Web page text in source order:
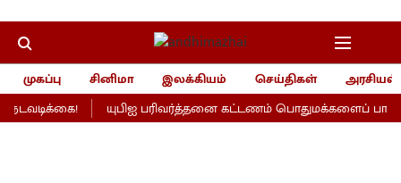
முகப்பு சினிமா இலக்கியம் செய்திகள்
அரசியல்
யுபிஐ பரிவர்த்தனை கட்டணம் பொதுமக்களைப்